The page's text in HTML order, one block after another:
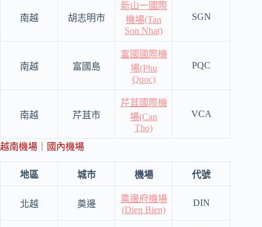
南越 胡志明市
新山一國際
機場(Tan
Son Nhat)
SGN
南越 富國島
富國國際機
場(Phu
Quoc)
PQC
南越 芹苴市
芹苴國際機
場(Can
Tho)
VCA
越南機場｜國內機場
地區 城市 機場 代號
北越 奠邊
奠邊府機場
(Dien Bien)
DIN